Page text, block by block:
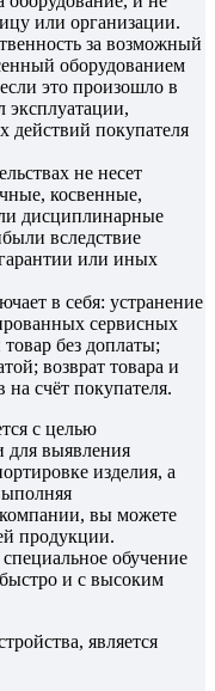
или организации.
за возможный
оборудованием
это произошло в
эксплуатации,
покупателя
не несет
косвенные,
дисциплинарные
вследствие
или иных
в себя: устранение
сервисных
без доплаты;
возврат товара и
счёт покупателя.
с целью
для выявления
изделия, а
вы можете
продукции.
обучение
и с высоким
является